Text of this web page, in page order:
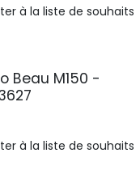
à la liste de souhaits
Beau M150 -
à la liste de souhaits